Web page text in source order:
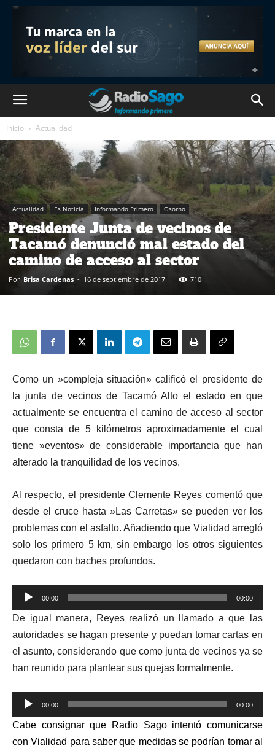
Inicio Actualidad
Actualidad Es Noticia Informando Primero Osorno
Presidente Junta de vecinos de
Tacamó denunció mal estado del
camino de acceso al sector
Por Brisa Cardenas - 16 de septiembre de 2017 710
Como un »compleja situación» calificó el presidente de
la junta de vecinos de Tacamó Alto el estado en que
actualmente se encuentra el camino de acceso al sector
que consta de 5 kilómetros aproximadamente el cual
tiene »eventos» de considerable importancia que han
alterado la tranquilidad de los vecinos.
Al respecto, el presidente Clemente Reyes comentó que
desde el cruce hasta »Las Carretas» se pueden ver los
problemas con el asfalto. Añadiendo que Vialidad arregló
solo los primero 5 km, sin embargo los otros siguientes
quedaron con baches profundos.
Reproductor
de
audio
00:00 00:00
De igual manera, Reyes realizó un llamado a que las
autoridades se hagan presente y puedan tomar cartas en
el asunto, considerando que como junta de vecinos ya se
han reunido para plantear sus quejas formalmente.
Reproductor
de
audio
00:00 00:00
Cabe consignar que Radio Sago intentó comunicarse
con Vialidad para saber que medidas se podrían tomar al